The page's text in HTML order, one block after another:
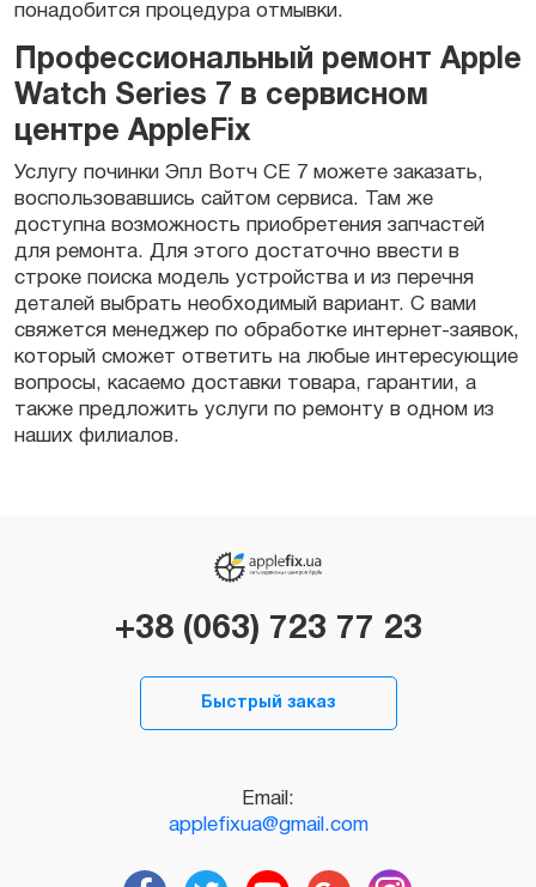
понадобится процедура отмывки.
Профессиональный ремонт Apple
Watch Series 7 в сервисном
центре AppleFix
Услугу починки Эпл Вотч СЕ 7 можете заказать,
воспользовавшись сайтом сервиса. Там же
доступна возможность приобретения запчастей
для ремонта. Для этого достаточно ввести в
строке поиска модель устройства и из перечня
деталей выбрать необходимый вариант. С вами
свяжется менеджер по обработке интернет-заявок,
который сможет ответить на любые интересующие
вопросы, касаемо доставки товара, гарантии, а
также предложить услуги по ремонту в одном из
наших филиалов.
+38 (063) 723 77 23
Быстрый заказ
Email:
applefixua@gmail.com